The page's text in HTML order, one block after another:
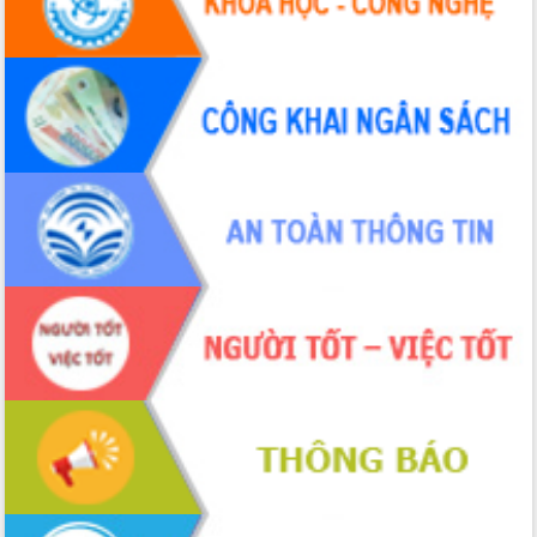
hiện nhiệm vụ quản lý tài sản công
hàng tuần
Tháo gỡ những vướng mắc, đẩy mạnh
công tác cải cách thủ tục hành chính
tại Trung tâm Phục vụ hành chính
công tỉnh
Đắk Lắk: Tôn vinh 46 giải pháp tại Hội
thi Sáng tạo Kỹ thuật 2024 - 2025
Đắk Lắk rà soát, điều chỉnh Đề án 190
về phát triển nuôi trồng thủy sản
Phó Chủ tịch UBND tỉnh Đắk Lắk
Trương Công Thái kiểm tra thực địa
Dự án cao tốc Khánh Hòa - Buôn Ma
Thuột
Định vị cà phê Việt Nam như một “di
sản sống” trong dòng chảy toàn cầu
Xây dựng nông thôn mới: Nâng cao đời
sống người dân từ những mô hình thiết
thực
Quyết liệt tháo gỡ vướng mắc, đẩy